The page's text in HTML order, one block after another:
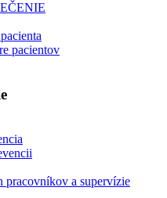
pacientov
pracovníkov a supervízie